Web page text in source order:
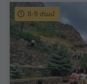
8-9 ժամ